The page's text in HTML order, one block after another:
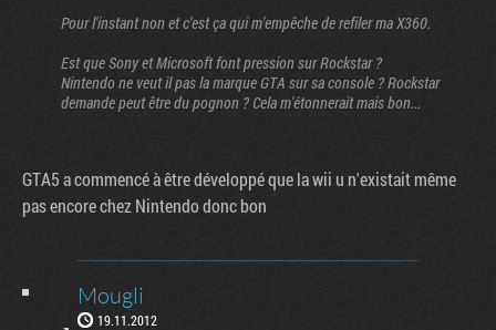
Pour l'instant non et c'est ça qui m'empêche de refiler ma X360.
Est que Sony et Microsoft font pression sur Rockstar ?
Nintendo ne veut il pas la marque GTA sur sa console ? Rockstar
demande peut être du pognon ? Cela m'étonnerait mais bon...
GTA5 a commencé à être développé que la wii u n'existait même
pas encore chez Nintendo donc bon
Mougli
19.11.2012